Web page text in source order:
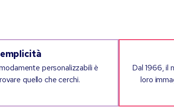
personalizzabili è
quello che cerchi.
Dal 1966, il
loro